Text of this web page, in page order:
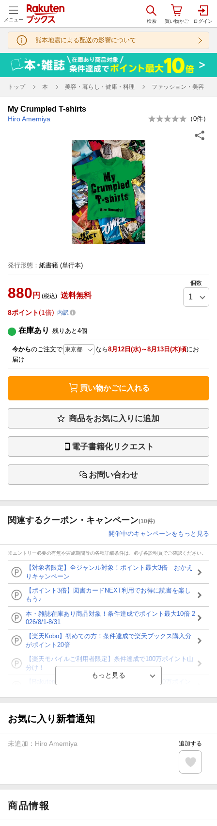
メニュー
熊本地震による配送の影響について
トップ 本 美容・暮らし・健康・料理 ファッション・美容
My Crumpled T-shirts
Hiro Amemiya （0件）
発行形態 ： 紙書籍 (単行本)
880 円 (税込) 送料無料
個数
8ポイント 1倍 内訳
在庫あり 残りあと 4個
今からのご注文で なら8月12日(水)～8月13日(木)頃にお
届け
買い物かごに入れる
商品をお気に入りに追加
電子書籍化リクエスト
お問い合わせ
関連するクーポン・キャンペーン(10件)
開催中のキャンペーンをもっと見る
※エントリー必要の有無や実施期間等の各種詳細条件は、必ず各説明頁でご確認ください。
【対象者限定】全ジャンル対象！ポイント最大3倍 おかえ
りキャンペーン
【ポイント3倍】図書カードNEXT利用でお得に読書を楽し
もう♪
本・雑誌在庫あり商品対象！条件達成でポイント最大10倍 2
026/8/1-8/31
【楽天Kobo】初めての方！条件達成で楽天ブックス購入分
がポイント20倍
【楽天モバイルご利用者限定】条件達成で100万ポイント山
分け！
が当たる！
楽天モバイル紹介キャンペーンの拡散で300円OFFクーポン
条件達成で楽天限定・宝塚歌劇 宙組貸切公演ペアチケット
お気に入り新着通知
未追加： Hiro Amemiya 追加する
商品情報